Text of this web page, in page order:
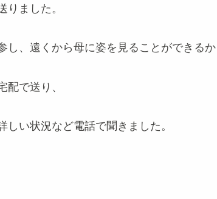
りました。
し、遠くから母に姿を見ることができるか
配で送り、
しい状況など電話で聞きました。